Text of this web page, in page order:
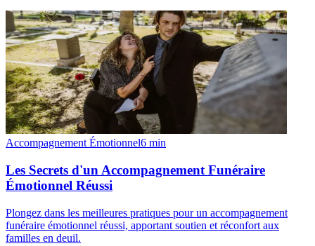
Accompagnement Émotionnel6 min
Les Secrets d'un Accompagnement Funéraire
Émotionnel Réussi
Plongez dans les meilleures pratiques pour un accompagnement
funéraire émotionnel réussi, apportant soutien et réconfort aux
familles en deuil.